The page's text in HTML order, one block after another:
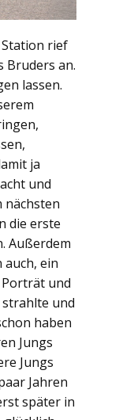
rief
Bruders an.
lassen.
ja
und
nächsten
die erste
Außerdem
ein
und
und
haben
Jungs
Jungs
Jahren
später in